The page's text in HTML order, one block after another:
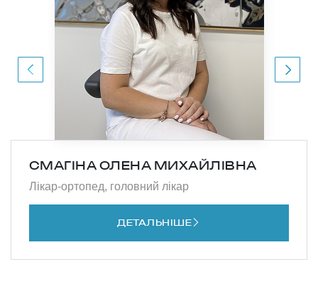
СМАГІНА ОЛЕНА МИХАЙЛІВНА
Лікар-ортопед, головний лікар
ДЕТАЛЬНІШЕ